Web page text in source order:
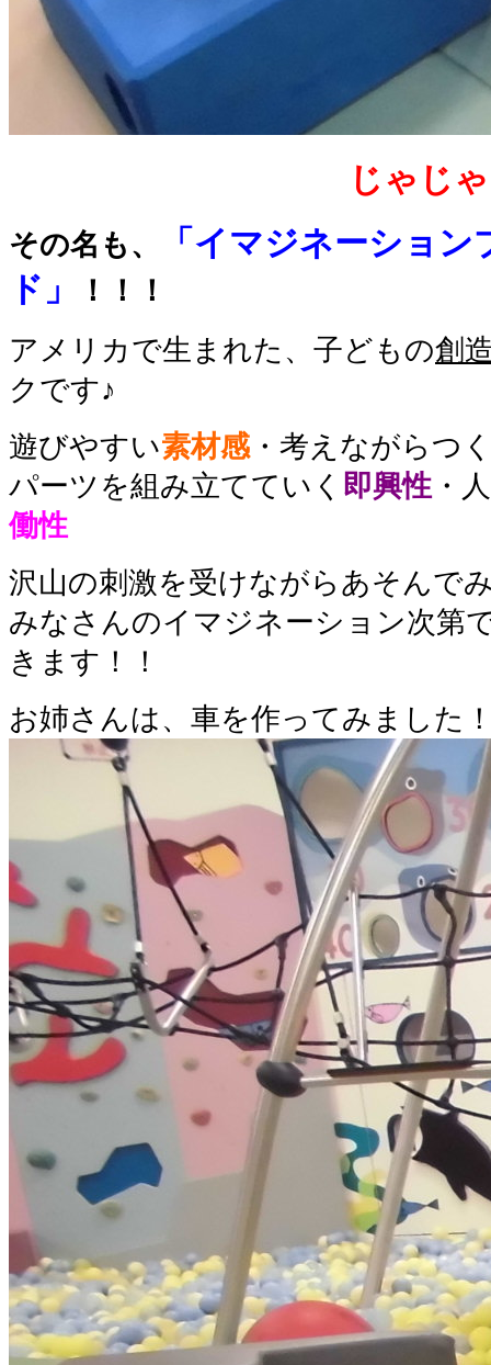
じゃじゃじゃー
その名も、
「イマジネーショ
ド」
！！！
アメリカで生まれた、子どもの創
クです♪
遊びやすい素材感 ・考えながらつ
パーツを組み立てていく 即興性 ・
働性
沢山の刺激を受けながらあそんで
みなさんのイマジネーション次第
きます！！
お姉さんは、車を作ってみました